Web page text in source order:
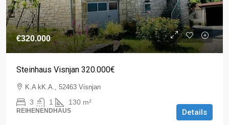
€320.000
Steinhaus Visnjan 320.000€
K.A kK.A., 52463 Visnjan
3 1 130 m²
REIHENENDHAUS Details